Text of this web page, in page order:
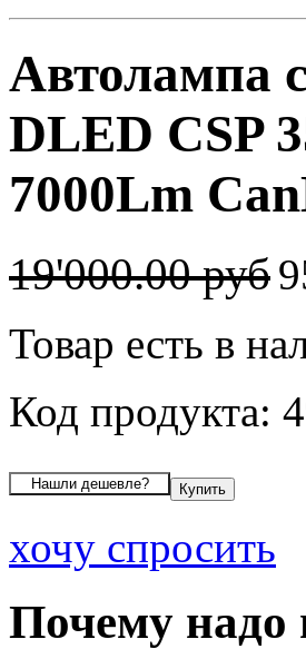
Автолампа
DLED CSP
7000Lm
19'000.00 руб
Товар есть в
Код продукта:
хочу спросить
Почему надо